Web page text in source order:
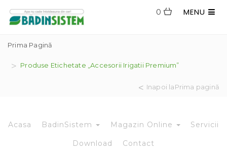
MENU
0
Prima Pagină
Produse Etichetate „accesorii Irigatii Premium”
Inapoi laPrima pagină
Acasa BadinSistem Magazin Online Servicii
Download Contact